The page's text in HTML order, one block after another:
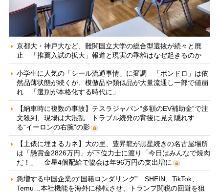
京都大・神戸大など、難関国立大学の総合型選抜が続々と廃
止 「推薦入試の拡大」報道と現実の乖離はなぜ起きるのか
小学生に人気の「シール流通事情」に変調 「ボンドロ」は依
然品薄状態が続くが、模倣品や類似品が大量流通し一部で値崩
れ 「選別が本格化する時代に」
【納車時に複数の事故】テスラジャパン“多額のEV補助金”で注
文殺到、現場は大混乱 トラブル続発の背後に見え隠れす
る“イーロンの右腕”の影
【土俵に埋まるカネ】大の里、豊昇龍が黒星続きの名古屋場所
は「懸賞金2826万円」が下位力士に渡り「今日はみんなで焼肉
だ！」 金星4個配給で協会は年96万円の支出増に
急増する中国企業の“国籍ロンダリング” SHEIN、TikTok、
Temu…本社機能を海外に移転させ、トランプ関税の回避を狙